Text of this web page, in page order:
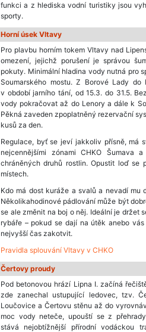
funkci a z hlediska vodní turistiky jsou
sporty.
Horní úsek Vltavy
Pro plavbu horním tokem Vltavy nad
omezení, jejichž porušení je správou
pokuty. Minimální hladina vody nutná pro
Soumarského mostu. Z Borové Lady
v období jarního tání, od 15.3. do 31.5.
vody pokračovat až do Lenory a dále k
Pěkná zaveden zpoplatněný rezervační
kusů za den.
Regulace, byť se jeví jakkoliv přísně, má
nejcennějšími zónami CHKO
chráněných druhů rostlin. Opustit loď se
místech.
Kdo má dost kuráže a svalů a nevadí mu
Několikahodinové pádlování může být
se ale změnit na boj o něj. Ideální je držet
rybáře – pokud se dají na útěk anebo
nejvyšší čas zakotvit.
Pravidla splouvání Vltavy v CHKO
Čertovy proudy
Pod betonovou hrází Lipna I. začíná
zde zanechal ustupující ledovec, tzv.
Loučovice a Čertovu stěnu až do
moc vody neteče, upouští se z
stává nejobtížnější přírodní vodáckou